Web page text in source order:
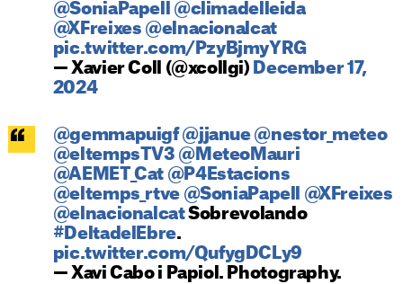
@SoniaPapell
@climadelleida
@XFreixes @elnacionalcat
pic.twitter.com/PzyBjmyYRG
— Xavier Coll (@xcollgi) December 17,
2024
@gemmapuigf @jjanue @nestor_meteo
@eltempsTV3 @MeteoMauri
@AEMET_Cat @P4Estacions
@eltemps_rtve @SoniaPapell
@XFreixes
@elnacionalcatSobrevolando
#DeltadelEbre.
pic.twitter.com/QufygDCLy9
— Xavi Cabo i Papiol. Photography.